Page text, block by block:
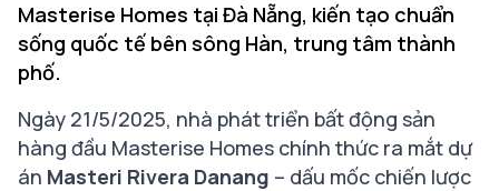
Masterise Homes tại Đà Nẵng, kiến tạo chuẩn
sống quốc tế bên sông Hàn, trung tâm thành
phố.
Ngày 21/5/2025, nhà phát triển bất động sản
hàng đầu Masterise Homes chính thức ra mắt dự
án Masteri Rivera Danang – dấu mốc chiến lược